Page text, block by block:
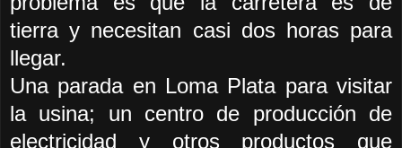
tierra y necesitan casi dos horas para
llegar.
Una parada en Loma Plata para visitar
la usina; un centro de producción de
electricidad y otros productos que